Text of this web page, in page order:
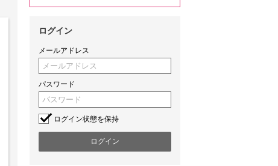
ログイン
メールアドレス
パスワード
ログイン状態を保持